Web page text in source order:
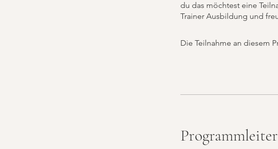
du das möchtest eine
Trainer Ausbildung und
Die Teilnahme an diesem
Programmleiter